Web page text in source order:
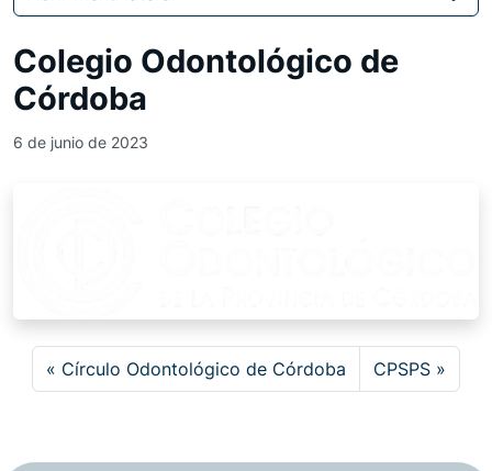
Colegio Odontológico de
Córdoba
6 de junio de 2023
Círculo Odontológico de Córdoba CPSPS